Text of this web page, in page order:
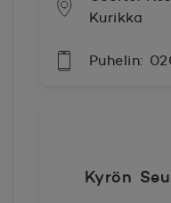
Kurikka
Puhelin:
Kyrön